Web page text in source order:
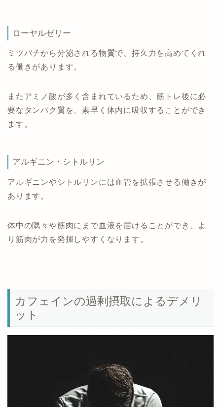
ローヤルゼリー
ミツバチから分泌される物質で、持久力を高めてくれ
る働きがあります。
またアミノ酸が多く含まれているため、筋トレ後に必
要なタンパク質を、素早く体内に吸収することができ
ます。
アルギニン・シトルリン
アルギニンやシトルリンには血管を拡張させる働きが
あります。
体中の隅々や筋肉にまで血液を届けることができ、よ
り筋肉が力を発揮しやすくなります。
カフェインの過剰摂取によるデメリ
ット